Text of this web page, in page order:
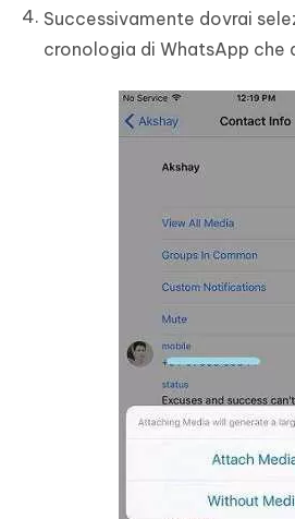
Successivamente dovrai
cronologia di WhatsApp che